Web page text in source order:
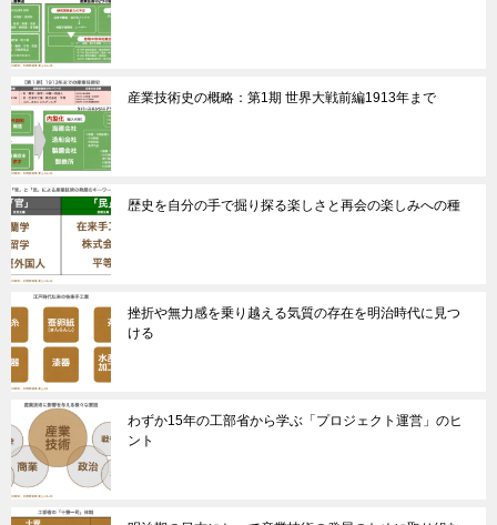
産業技術史の概略：第1期 世界大戦前編1913年まで
歴史を自分の手で掘り探る楽しさと再会の楽しみへの種
挫折や無力感を乗り越える気質の存在を明治時代に見つ
ける
わずか15年の工部省から学ぶ「プロジェクト運営」のヒ
ント